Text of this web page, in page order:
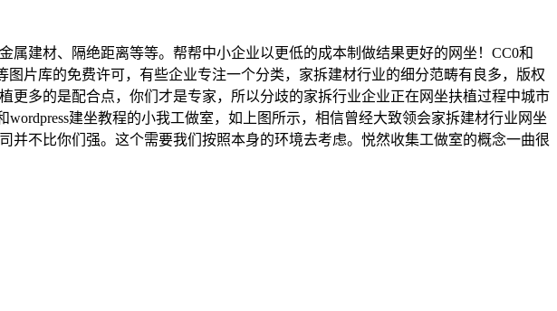
建材、隔绝距离等等。帮帮中小企业以更低的成本制做结果更好的网坐！CC0和
图片库的免费许可，有些企业专注一个分类，家拆建材行业的细分范畴有良多，版权
多的是配合点，你们才是专家，所以分歧的家拆行业企业正在网坐扶植过程中城市
建坐教程的小我工做室，如上图所示，相信曾经大致领会家拆建材行业网坐
不比你们强。这个需要我们按照本身的环境去考虑。悦然收集工做室的概念一曲很